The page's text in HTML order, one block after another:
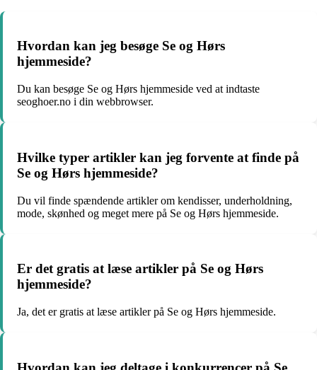
Hvordan kan jeg besøge Se og Hørs
hjemmeside?
Du kan besøge Se og Hørs hjemmeside ved at indtaste
seoghoer.no i din webbrowser.
Hvilke typer artikler kan jeg forvente at finde på
Se og Hørs hjemmeside?
Du vil finde spændende artikler om kendisser, underholdning,
mode, skønhed og meget mere på Se og Hørs hjemmeside.
Er det gratis at læse artikler på Se og Hørs
hjemmeside?
Ja, det er gratis at læse artikler på Se og Hørs hjemmeside.